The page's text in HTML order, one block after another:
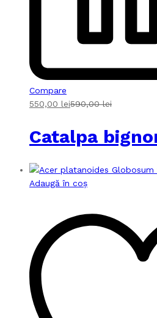
Compare
550,00 lei590,00lei
Catalpa
Adaugă în coș